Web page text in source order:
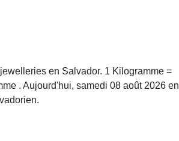
en Salvador. 1 Kilogramme =
. Aujourd'hui, samedi 08 août 2026 en